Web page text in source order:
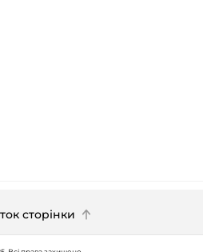
сторінки